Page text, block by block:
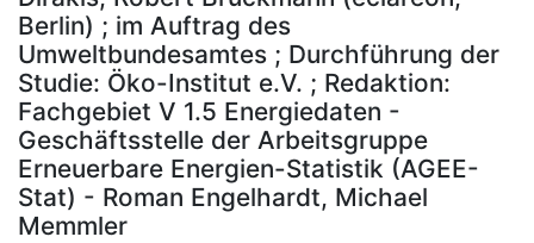
Berlin) ; im Auftrag des
Umweltbundesamtes ; Durchführung der
Studie: Öko-Institut e.V. ; Redaktion:
Fachgebiet V 1.5 Energiedaten -
Geschäftsstelle der Arbeitsgruppe
Erneuerbare Energien-Statistik (AGEE-
Stat) - Roman Engelhardt, Michael
Memmler